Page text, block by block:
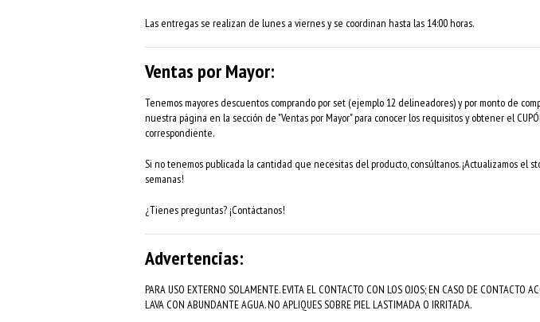
Las entregas se realizan de lunes a viernes y se coordinan hasta las 14:00 horas.
Ventas por Mayor:
Tenemos mayores descuentos comprando por set (ejemplo 12 delineadores) y por monto de
nuestra página en la sección de "Ventas por Mayor" para conocer los requisitos y obtener el
correspondiente.
Si no tenemos publicada la cantidad que necesitas del producto, consúltanos. ¡Actualizamos el
semanas!
¿Tienes preguntas? ¡Contáctanos!
Advertencias:
PARA USO EXTERNO SOLAMENTE. EVITA EL CONTACTO CON LOS OJOS; EN CASO DE CONTACTO
LAVA CON ABUNDANTE AGUA. NO APLIQUES SOBRE PIEL LASTIMADA O IRRITADA.